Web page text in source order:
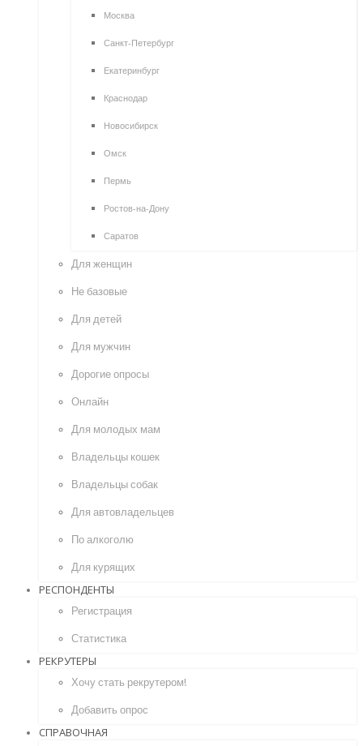
Москва
Санкт-Петербург
Екатеринбург
Краснодар
Новосибирск
Омск
Пермь
Ростов-на-Дону
Саратов
Для женщин
Не базовые
Для детей
Для мужчин
Дорогие опросы
Онлайн
Для молодых мам
Владельцы кошек
Владельцы собак
Для автовладельцев
По алкоголю
Для курящих
РЕСПОНДЕНТЫ
Регистрация
Статистика
РЕКРУТЕРЫ
Хочу стать рекрутером!
Добавить опрос
СПРАВОЧНАЯ